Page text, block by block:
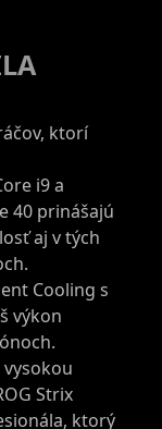
ktorí
i9 a
40 prinášajú
aj v tých
Cooling s
výkon
vysokou
Strix
ktorý